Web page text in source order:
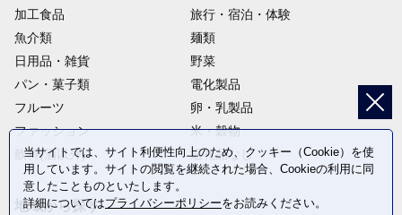
加工食品
旅行・宿泊・体験
魚介類
麺類
日用品・雑貨
野菜
パン・菓子類
電化製品
フルーツ
卵・乳製品
ファッション
米・穀物
飲料(酒以外)
返礼品なし
地域から探す
当サイトでは、サイト利便性向上のため、クッキー（Cookie）を使
用しています。サイトの閲覧を継続された場合、Cookieの利用に同
意したことものといたします。
詳細についてはプライバシーポリシーをお読みください。